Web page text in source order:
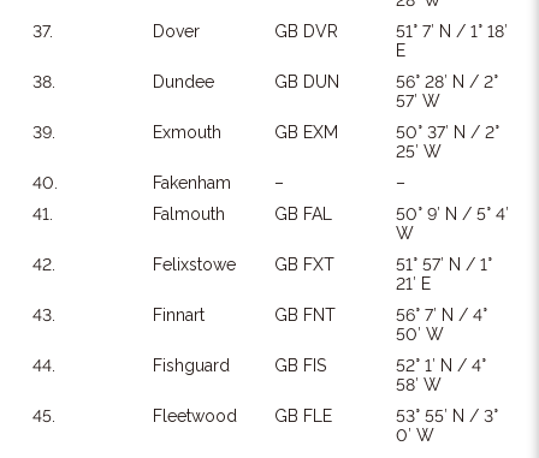
37.
Dover GB DVR
51° 7′ N / 1° 18′
E
38.
Dundee GB DUN
56° 28′ N / 2°
57′ W
39.
Exmouth GB EXM
50° 37′ N / 2°
25′ W
40.
Fakenham –
–
41.
Falmouth GB FAL
50° 9′ N / 5° 4′
W
42.
Felixstowe GB FXT
51° 57′ N / 1°
21′ E
43.
Finnart GB FNT
56° 7′ N / 4°
50′ W
44.
Fishguard GB FIS
52° 1′ N / 4°
58′ W
45.
Fleetwood GB FLE
53° 55′ N / 3°
0′ W